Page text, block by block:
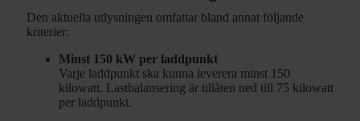
Den aktuella utlysningen omfattar bland annat följande
kriterier:
Minst 150 kW per laddpunkt
Varje laddpunkt ska kunna leverera minst 150
kilowatt. Lastbalansering är tillåten ned till 75 kilowatt
per laddpunkt.